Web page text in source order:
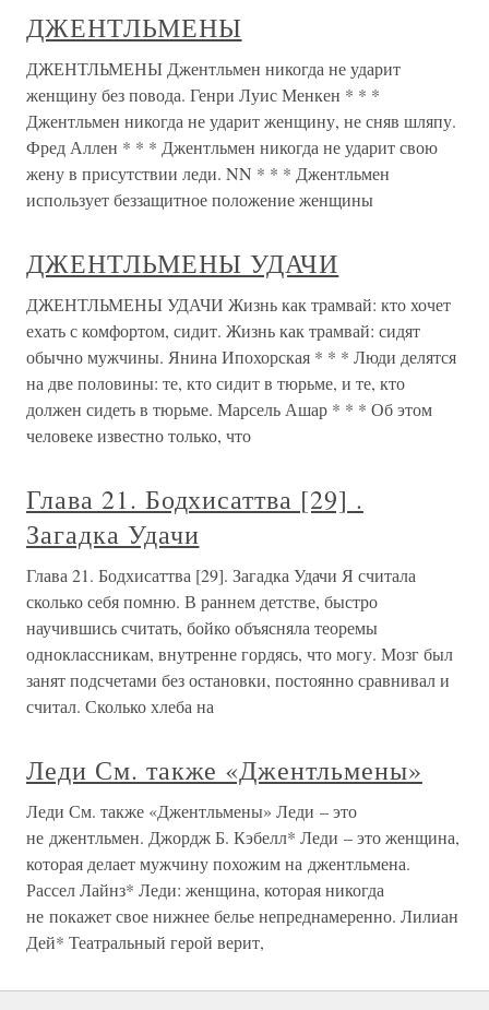
ДЖЕНТЛЬМЕНЫ
ДЖЕНТЛЬМЕНЫ Джентльмен никогда не ударит
женщину без повода. Генри Луис Менкен * * *
Джентльмен никогда не ударит женщину, не сняв шляпу.
Фред Аллен * * * Джентльмен никогда не ударит свою
жену в присутствии леди. NN * * * Джентльмен
использует беззащитное положение женщины
ДЖЕНТЛЬМЕНЫ УДАЧИ
ДЖЕНТЛЬМЕНЫ УДАЧИ Жизнь как трамвай: кто хочет
ехать с комфортом, сидит. Жизнь как трамвай: сидят
обычно мужчины. Янина Ипохорская * * * Люди делятся
на две половины: те, кто сидит в тюрьме, и те, кто
должен сидеть в тюрьме. Марсель Ашар * * * Об этом
человеке известно только, что
Глава 21. Бодхисаттва [29] .
Загадка Удачи
Глава 21. Бодхисаттва [29]. Загадка Удачи Я считала
сколько себя помню. В раннем детстве, быстро
научившись считать, бойко объясняла теоремы
одноклассникам, внутренне гордясь, что могу. Мозг был
занят подсчетами без остановки, постоянно сравнивал и
считал. Сколько хлеба на
Леди См. также «Джентльмены»
Леди См. также «Джентльмены» Леди – это
не джентльмен. Джордж Б. Кэбелл* Леди – это женщина,
которая делает мужчину похожим на джентльмена.
Рассел Лайнз* Леди: женщина, которая никогда
не покажет свое нижнее белье непреднамеренно. Лилиан
Дей* Театральный герой верит,